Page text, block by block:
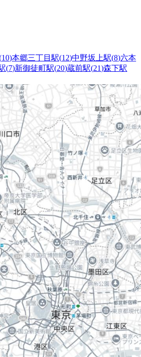
10)本郷三丁目駅(12)中野坂上駅(8)六本
(7)新御徒町駅(20)蔵前駅(21)森下駅